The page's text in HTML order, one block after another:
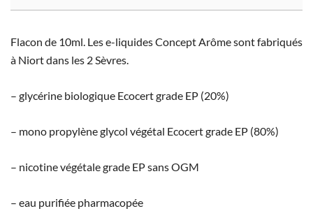
Flacon de 10ml. Les e-liquides Concept Arôme sont fabriqués
à Niort dans les 2 Sèvres.
– glycérine biologique Ecocert grade EP (20%)
– mono propylène glycol végétal Ecocert grade EP (80%)
– nicotine végétale grade EP sans OGM
– eau purifiée pharmacopée